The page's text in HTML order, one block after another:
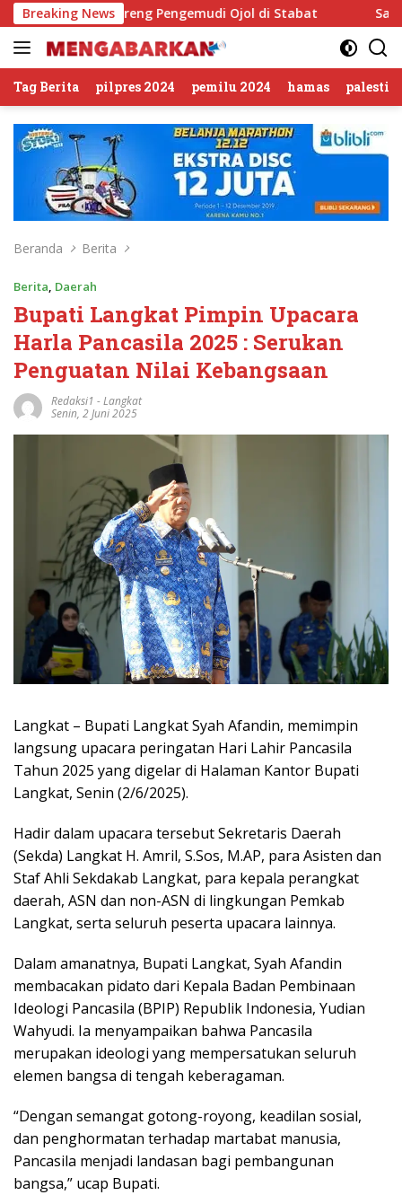
Langsung
ke
konten
Breaking News
Bareng Pengemudi Ojol di Stabat Sambut HUT
Tag Berita pilpres 2024 pemilu 2024 hamas
Beranda Berita
Berita, Daerah
Bupati Langkat Pimpin Upacara
Harla Pancasila 2025 : Serukan
Penguatan Nilai Kebangsaan
Redaksi1 -Langkat
Senin, 2 Juni 2025
Langkat – Bupati Langkat Syah Afandin, memimpin
langsung upacara peringatan Hari Lahir Pancasila
Tahun 2025 yang digelar di Halaman Kantor Bupati
Langkat, Senin (2/6/2025).
Hadir dalam upacara tersebut Sekretaris Daerah
(Sekda) Langkat H. Amril, S.Sos, M.AP, para Asisten dan
Staf Ahli Sekdakab Langkat, para kepala perangkat
daerah, ASN dan non-ASN di lingkungan Pemkab
Langkat, serta seluruh peserta upacara lainnya.
Dalam amanatnya, Bupati Langkat, Syah Afandin
membacakan pidato dari Kepala Badan Pembinaan
Ideologi Pancasila (BPIP) Republik Indonesia, Yudian
Wahyudi. Ia menyampaikan bahwa Pancasila
merupakan ideologi yang mempersatukan seluruh
elemen bangsa di tengah keberagaman.
“Dengan semangat gotong-royong, keadilan sosial,
dan penghormatan terhadap martabat manusia,
Pancasila menjadi landasan bagi pembangunan
bangsa,” ucap Bupati.